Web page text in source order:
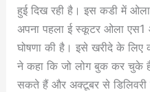
हुई दिख रही है। इस कडी में ओला
अपना पहला ई स्कूटर ओला एस1
घोषणा की है। इसे खरीदे के लिए
ने कहा कि जो लोग बुक कर चुके
सकते हैं और अक्टूबर से